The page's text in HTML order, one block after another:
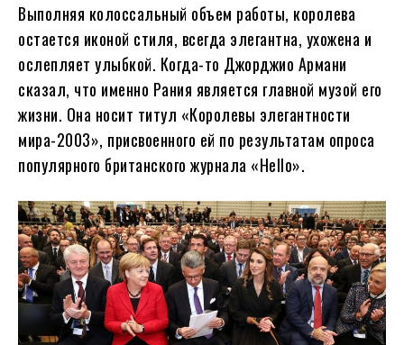
Выполняя колоссальный объем работы, королева
остается иконой стиля, всегда элегантна, ухожена и
ослепляет улыбкой. Когда-то Джорджио Армани
сказал, что именно Рания является главной музой его
жизни. Она носит титул «Королевы элегантности
мира-2003», присвоенного ей по результатам опроса
популярного британского журнала «Hello».